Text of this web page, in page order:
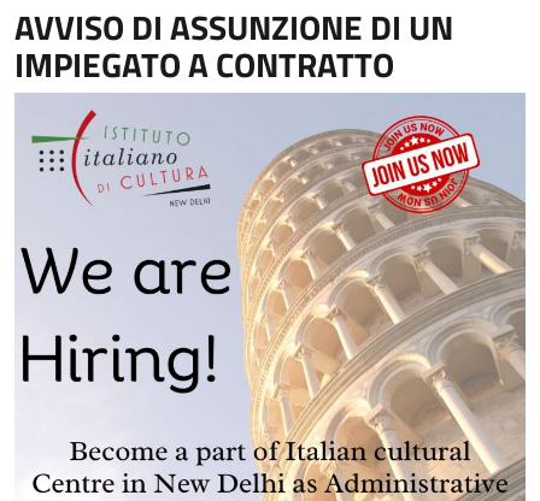
AVVISO DI ASSUNZIONE DI UN
IMPIEGATO A CONTRATTO